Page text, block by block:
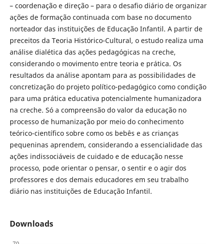
– coordenação e direção – para o desafio diário de organizar
ações de formação continuada com base no documento
norteador das instituições de Educação Infantil. A partir de
preceitos da Teoria Histórico-Cultural, o estudo realiza uma
análise dialética das ações pedagógicas na creche,
considerando o movimento entre teoria e prática. Os
resultados da análise apontam para as possibilidades de
concretização do projeto político-pedagógico como condição
para uma prática educativa potencialmente humanizadora
na creche. Só a compreensão do valor da educação no
processo de humanização por meio do conhecimento
teórico-científico sobre como os bebês e as crianças
pequeninas aprendem, considerando a essencialidade das
ações indissociáveis de cuidado e de educação nesse
processo, pode orientar o pensar, o sentir e o agir dos
professores e dos demais educadores em seu trabalho
diário nas instituições de Educação Infantil.
Downloads